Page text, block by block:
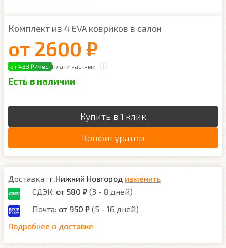
Комплект из 4 EVA ковриков в салон
от 2600 ₽
от 433 ₽/мес. Плати частями
Есть в наличии
Купить в 1 клик
Конфигуратор
Доставка : г.Нижний Новгород изменить
СДЭК: от 580 ₽ (3 - 8 дней)
Почта: от 950 ₽ (5 - 16 дней)
Подробнее о доставке